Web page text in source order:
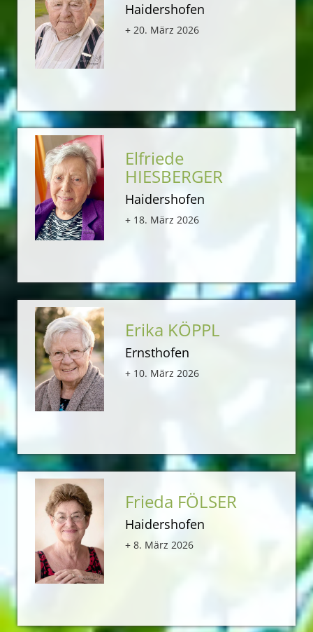
Haidershofen
+ 20. März 2026
Elfriede
HIESBERGER
Haidershofen
+ 18. März 2026
Erika KÖPPL
Ernsthofen
+ 10. März 2026
Frieda FÖLSER
Haidershofen
+ 8. März 2026